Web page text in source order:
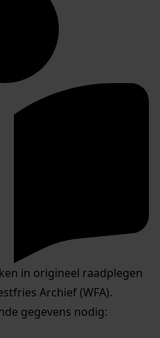
in origineel raadplegen
Archief (WFA).
gegevens nodig: